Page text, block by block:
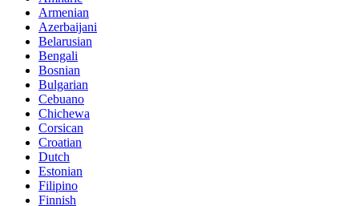
Armenian
Azerbaijani
Belarusian
Bengali
Bosnian
Bulgarian
Cebuano
Chichewa
Corsican
Croatian
Dutch
Estonian
Filipino
Finnish